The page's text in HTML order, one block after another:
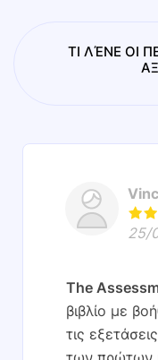
ΤΙ ΛΈΝΕ ΟΙ
25/
The
βιβλίο με
τις